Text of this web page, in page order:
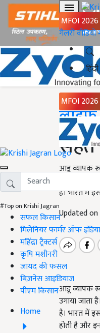
MFOI 2026
गैलरीवीडियो
हिंदी
MFOI 2026
#Top on Krishi Jagran
सफल किसान
मिलेनियर फार्मर ऑफ
महिंद्रा ट्रैक्टर्स
कृषि मशीनरी
जायद की फसल
बिज़नेस आइडियाज
पीएम किसान
Home
Home
लाइफ
सेहत
आडू व्यापक
है। भारत में
Updated on
आडू व्यापक
उगाया जाता
है। भारत में
होती है और